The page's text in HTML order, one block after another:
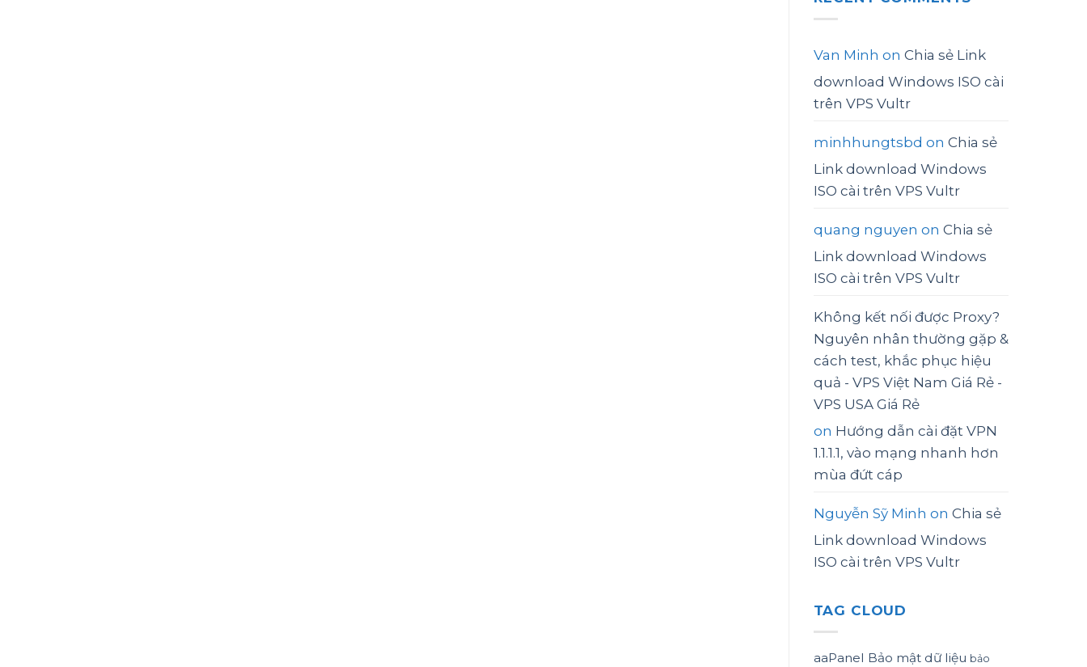
Van Minh on Chia sẻ Link
download Windows ISO cài
trên VPS Vultr
minhhungtsbd on Chia sẻ
Link download Windows
ISO cài trên VPS Vultr
quang nguyen on Chia sẻ
Link download Windows
ISO cài trên VPS Vultr
Không kết nối được Proxy?
Nguyên nhân thường gặp &
cách test, khắc phục hiệu
quả - VPS Việt Nam Giá Rẻ -
VPS USA Giá Rẻ
on Hướng dẫn cài đặt VPN
1.1.1.1, vào mạng nhanh hơn
mùa đứt cáp
Nguyễn Sỹ Minh on Chia sẻ
Link download Windows
ISO cài trên VPS Vultr
TAG CLOUD
aaPanel Bảo mật dữ liệu bảo